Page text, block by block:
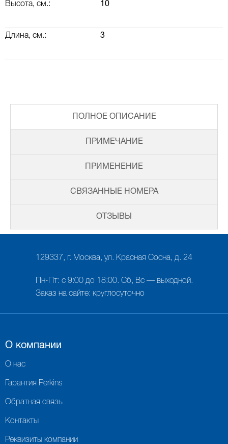
Высота, см.: 10
Длина, см.: 3
ПОЛНОЕ ОПИСАНИЕ
ПРИМЕЧАНИЕ
ПРИМЕНЕНИЕ
СВЯЗАННЫЕ НОМЕРА
ОТЗЫВЫ
129337, г. Москва, ул. Красная Сосна, д. 24
Пн-Пт: с 9:00 до 18:00. Сб, Вс — выходной.
Заказ на сайте: круглосуточно
О компании
О нас
Гарантия Perkins
Обратная связь
Контакты
Реквизиты компании